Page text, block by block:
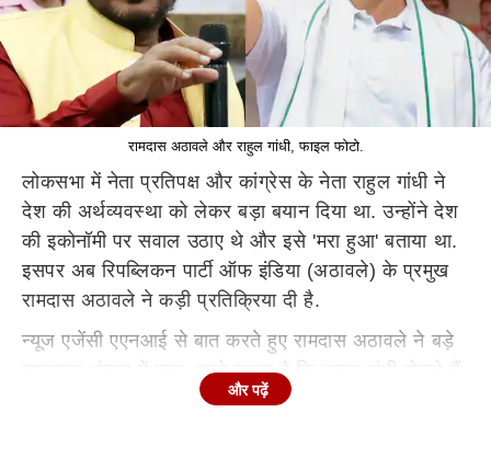
रामदास अठावले और राहुल गांधी, फाइल फोटो.
लोकसभा में नेता प्रतिपक्ष और कांग्रेस के नेता राहुल गांधी ने
देश की अर्थव्यवस्था को लेकर बड़ा बयान दिया था. उन्होंने देश
की इकोनॉमी पर सवाल उठाए थे और इसे 'मरा हुआ' बताया था.
इसपर अब रिपब्लिकन पार्टी ऑफ इंडिया (अठावले) के प्रमुख
रामदास अठावले ने कड़ी प्रतिक्रिया दी है.
न्यूज एजेंसी एएनआई से बात करते हुए रामदास अठावले ने बड़े
शायराना अंदाज में कहा, "मुझे लगता है कि राहुल गांधी बोलते हैं
भारत की इकनॉमी है डेड... इसलिए मुझे लगता है कि राहुल गांधी
और पढ़ें